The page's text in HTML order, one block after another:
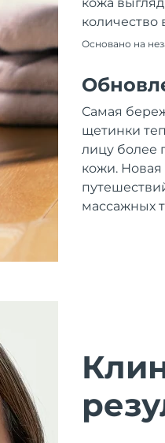
кожа
количество
Основано на
Самая
щетинки
лицу более
кожи.
массажных